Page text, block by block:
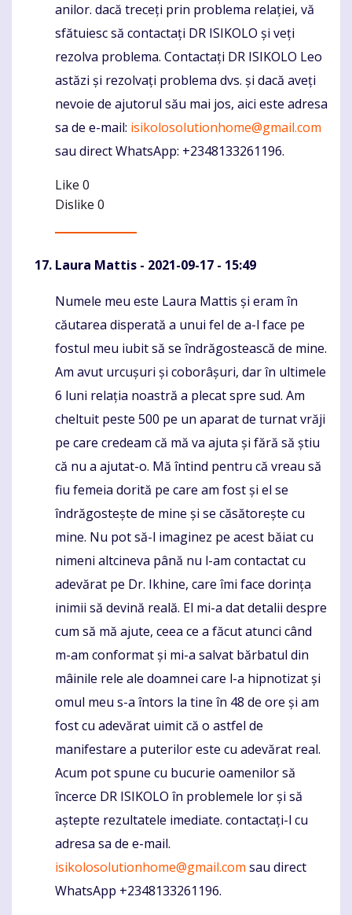
anilor. dacă treceți prin problema relației, vă
sfătuiesc să contactați DR ISIKOLO și veți
rezolva problema. Contactați DR ISIKOLO Leo
astăzi și rezolvați problema dvs. și dacă aveți
nevoie de ajutorul său mai jos, aici este adresa
sa de e-mail: isikolosolutionhome@gmail.com
sau direct WhatsApp: +2348133261196.
Like 0
Dislike 0
Laura Mattis - 2021-09-17 - 15:49
Komentaras
Numele meu este Laura Mattis și eram în
căutarea disperată a unui fel de a-l face pe
fostul meu iubit să se îndrăgostească de mine.
Am avut urcușuri și coborâșuri, dar în ultimele
6 luni relația noastră a plecat spre sud. Am
cheltuit peste 500 pe un aparat de turnat vrăji
pe care credeam că mă va ajuta și fără să știu
că nu a ajutat-o. Mă întind pentru că vreau să
fiu femeia dorită pe care am fost și el se
îndrăgostește de mine și se căsătorește cu
mine. Nu pot să-l imaginez pe acest băiat cu
nimeni altcineva până nu l-am contactat cu
adevărat pe Dr. Ikhine, care îmi face dorința
inimii să devină reală. El mi-a dat detalii despre
cum să mă ajute, ceea ce a făcut atunci când
m-am conformat și mi-a salvat bărbatul din
mâinile rele ale doamnei care l-a hipnotizat și
omul meu s-a întors la tine în 48 de ore și am
fost cu adevărat uimit că o astfel de
manifestare a puterilor este cu adevărat real.
Acum pot spune cu bucurie oamenilor să
încerce DR ISIKOLO în problemele lor și să
aștepte rezultatele imediate. contactați-l cu
adresa sa de e-mail.
isikolosolutionhome@gmail.com sau direct
WhatsApp +2348133261196.